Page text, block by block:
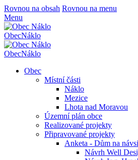
Rovnou na obsah Rovnou na menu
Menu
ObecNáklo
ObecNáklo
Obec
Místní části
Náklo
Mezice
Lhota nad Moravou
Územní plán obce
Realizované projekty
Připravované projekty
Anketa - Dům na návsi
Návrh Well